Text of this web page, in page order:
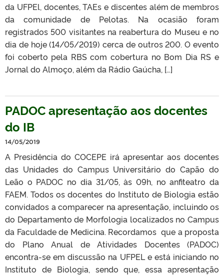
da UFPEl, docentes, TAEs e discentes além de membros
da comunidade de Pelotas. Na ocasião foram
registrados 500 visitantes na reabertura do Museu e no
dia de hoje (14/05/2019) cerca de outros 200. O evento
foi coberto pela RBS com cobertura no Bom Dia RS e
Jornal do Almoço, além da Rádio Gaúcha, […]
PADOC apresentação aos docentes
do IB
14/05/2019
A Presidência do COCEPE irá apresentar aos docentes
das Unidades do Campus Universitário do Capão do
Leão o PADOC no dia 31/05, às 09h, no anfiteatro da
FAEM. Todos os docentes do Instituto de Biologia estão
convidados a comparecer na apresentação, incluindo os
do Departamento de Morfologia localizados no Campus
da Faculdade de Medicina. Recordamos que a proposta
do Plano Anual de Atividades Docentes (PADOC)
encontra-se em discussão na UFPEL e está iniciando no
Instituto de Biologia, sendo que, essa apresentação